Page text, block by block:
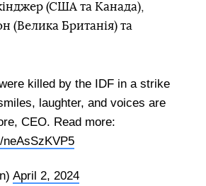
(США та Канада),
(Велика Британія) та
killed by the IDF in a strike
laughter, and voices are
CEO. Read more:
April 2, 2024